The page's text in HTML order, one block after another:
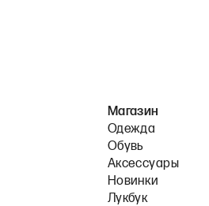
Магазин
Одежда
Обувь
Аксессуары
Новинки
Лукбук